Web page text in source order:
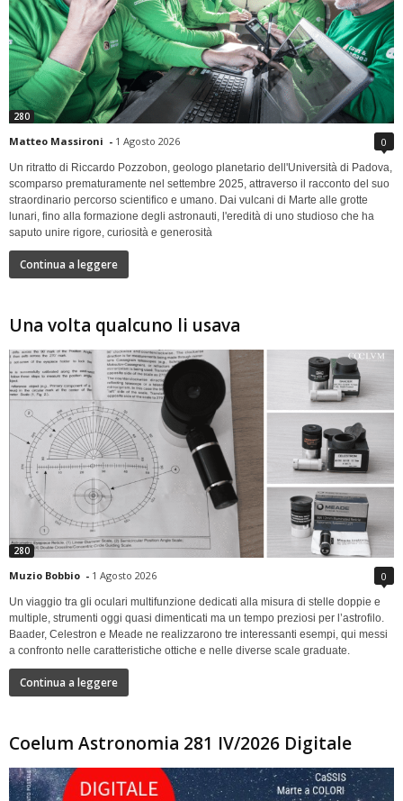
280
Matteo Massironi - 1 Agosto 2026 0
Un ritratto di Riccardo Pozzobon, geologo planetario dell'Università di Padova,
scomparso prematuramente nel settembre 2025, attraverso il racconto del suo
straordinario percorso scientifico e umano. Dai vulcani di Marte alle grotte
lunari, fino alla formazione degli astronauti, l'eredità di uno studioso che ha
saputo unire rigore, curiosità e generosità
Continua a leggere
Una volta qualcuno li usava
280
Muzio Bobbio - 1 Agosto 2026 0
Un viaggio tra gli oculari multifunzione dedicati alla misura di stelle doppie e
multiple, strumenti oggi quasi dimenticati ma un tempo preziosi per l’astrofilo.
Baader, Celestron e Meade ne realizzarono tre interessanti esempi, qui messi
a confronto nelle caratteristiche ottiche e nelle diverse scale graduate.
Continua a leggere
Coelum Astronomia 281 IV/2026 Digitale